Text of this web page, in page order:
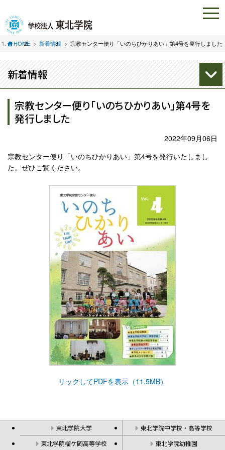
HOME 新着情報 宗教センター便り「いのちひかりあい」第4号を発行しました
新着情報
宗教センター便り「いのちひかりあい」第4号を
発行しました
2022年09月06日
宗教センター便り「いのちひかりあい」第4号を発行いたしまし
た。ぜひご覧ください。
リックしてPDFを表示（11.5MB）
東北学院大学
東北学院中学校・高等学校
東北学院榴ケ岡高等学校
東北学院幼稚園